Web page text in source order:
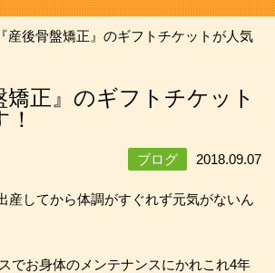
『産後骨盤矯正』のギフトチケットが人気
矯正』のギフトチケット
ブログ 2018.09.07
産してから体調がすぐれず元気がないん
でお身体のメンテナンスにかれこれ4年